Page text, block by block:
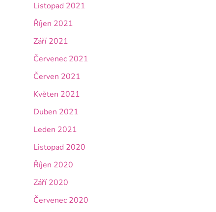
Listopad 2021
Říjen 2021
Září 2021
Červenec 2021
Červen 2021
Květen 2021
Duben 2021
Leden 2021
Listopad 2020
Říjen 2020
Září 2020
Červenec 2020